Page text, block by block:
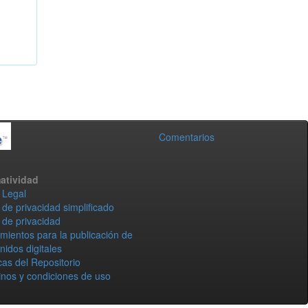
Comentarios
privacidad simplificado
privacidad
para la publicación de
digitales
del Repositorio
y condiciones de uso